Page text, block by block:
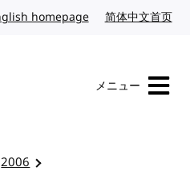
homepage英語简体中文首页中
メニュー
2006